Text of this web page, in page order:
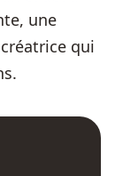
une
qui